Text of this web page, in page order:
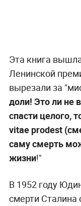
Эта книга
Ленинской
вырезали за
доли! Это ли не
спасти целого,
vitae prodest
саму смерть
жизни!"
В 1952 году
смерти Сталина